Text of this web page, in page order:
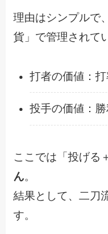
理由はシンプルで
貨」で管理されて
打者の価値：
投手の価値：
ここでは「投げる
ん。
結果として、二刀
す。